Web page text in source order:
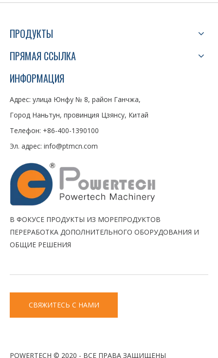
ПРОДУКТЫ
ПРЯМАЯ ССЫЛКА
ИНФОРМАЦИЯ
Адрес: улица Юнфу № 8, район Ганчжа,
Город Наньтун, провинция Цзянсу, Китай
Телефон: +86-400-1390100
Эл. адрес: info@ptmcn.com
В ФОКУСЕ ПРОДУКТЫ ИЗ МОРЕПРОДУКТОВ
ПЕРЕРАБОТКА ДОПОЛНИТЕЛЬНОГО ОБОРУДОВАНИЯ И
ОБЩИЕ РЕШЕНИЯ
СВЯЖИТЕСЬ С НАМИ
POWERTECH © 2020 - ВСЕ ПРАВА ЗАЩИЩЕНЫ